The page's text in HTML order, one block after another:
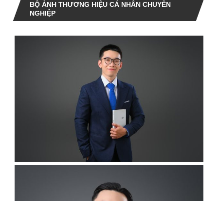
BỘ ẢNH THƯƠNG HIỆU CÁ NHÂN CHUYÊN
NGHIỆP